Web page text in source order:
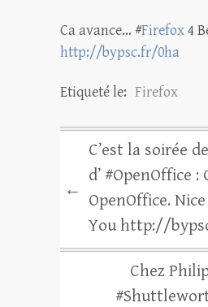
Ca avance… #Firefox4
http://bypsc.fr/0ha
Etiqueté le: Firefox
←
C’est la soirée
d’ #OpenOffice :
OpenOffice.
You http://
Chez